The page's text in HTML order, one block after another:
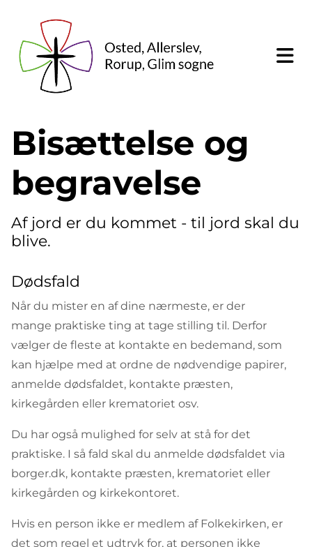
Bisættelse og
begravelse
Af jord er du kommet - til jord skal du
blive.
Dødsfald
Når du mister en af dine nærmeste, er der
mange praktiske ting at tage stilling til. Derfor
vælger de fleste at kontakte en bedemand, som
kan hjælpe med at ordne de nødvendige papirer,
anmelde dødsfaldet, kontakte præsten,
kirkegården eller krematoriet osv.
Du har også mulighed for selv at stå for det
praktiske. I så fald skal du anmelde dødsfaldet via
borger.dk, kontakte præsten, krematoriet eller
kirkegården og kirkekontoret.
Hvis en person ikke er medlem af Folkekirken, er
det som regel et udtryk for, at personen ikke